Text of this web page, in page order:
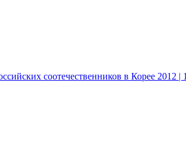
соотечественников в Корее 2012 |